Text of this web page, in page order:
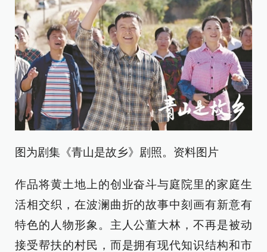
图为剧集《青山是故乡》剧照。资料图片
作品将黄土地上的创业奋斗与庭院里的家庭生
活相交织，在波澜曲折的故事中刻画有新意有
特色的人物形象。主人公董大林，不再是被动
接受帮扶的村民，而是拥有现代知识结构和市